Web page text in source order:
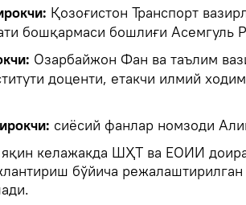
Қозоғистон Транспорт
бошқармаси бошлиғи Асемгуль
Озарбайжон Фан ва таълим
доценти, етакчи илмий
сиёсий фанлар номзоди
келажакда ШҲТ ва ЕОИИ
бўйича